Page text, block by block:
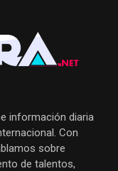
información diaria
Con
sobre
de talentos,